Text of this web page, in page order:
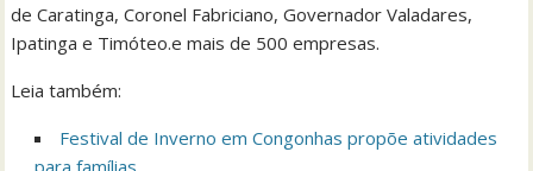
de Caratinga, Coronel Fabriciano, Governador Valadares,
Ipatinga e Timóteo.e mais de 500 empresas.
Leia também:
Festival de Inverno em Congonhas propõe atividades
para famílias